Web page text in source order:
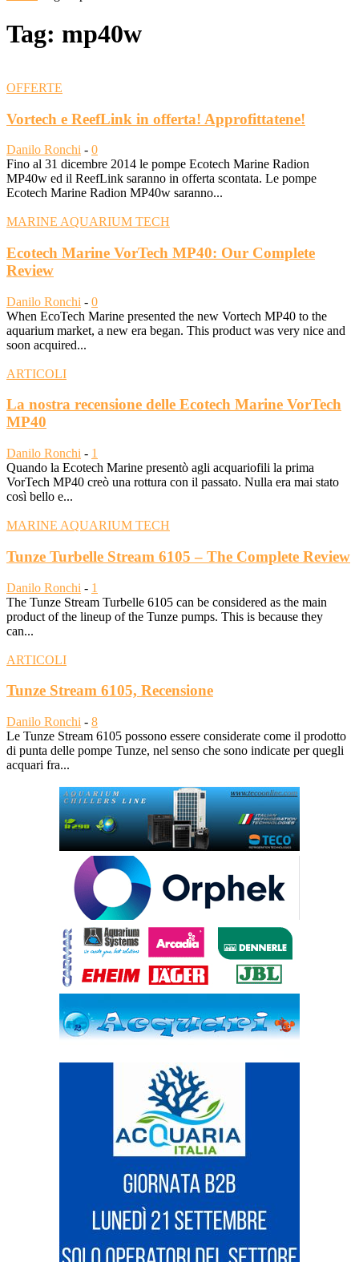
Tag: mp40w
OFFERTE
Vortech e ReefLink in offerta! Approfittatene!
Danilo Ronchi - 0
Fino al 31 dicembre 2014 le pompe Ecotech Marine Radion
MP40w ed il ReefLink saranno in offerta scontata. Le pompe
Ecotech Marine Radion MP40w saranno...
MARINE AQUARIUM TECH
Ecotech Marine VorTech MP40: Our Complete
Review
Danilo Ronchi - 0
When EcoTech Marine presented the new Vortech MP40 to the
aquarium market, a new era began. This product was very nice and
soon acquired...
ARTICOLI
La nostra recensione delle Ecotech Marine VorTech
MP40
Danilo Ronchi - 1
Quando la Ecotech Marine presentò agli acquariofili la prima
VorTech MP40 creò una rottura con il passato. Nulla era mai stato
così bello e...
MARINE AQUARIUM TECH
Tunze Turbelle Stream 6105 – The Complete Review
Danilo Ronchi - 1
The Tunze Stream Turbelle 6105 can be considered as the main
product of the lineup of the Tunze pumps. This is because they
can...
ARTICOLI
Tunze Stream 6105, Recensione
Danilo Ronchi - 8
Le Tunze Stream 6105 possono essere considerate come il prodotto
di punta delle pompe Tunze, nel senso che sono indicate per quegli
acquari fra...